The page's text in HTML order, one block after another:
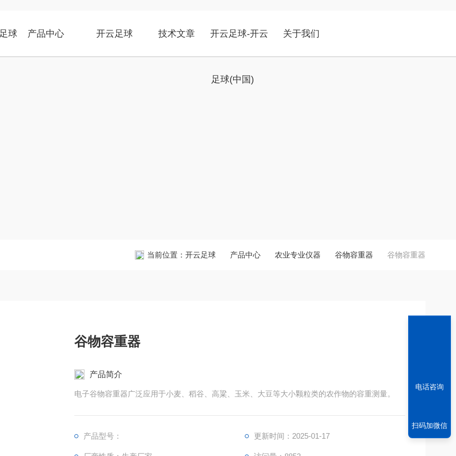
球 产品中心 开云足球 技术文章 开云足球-开云
足球(中国)
关于我们
当前位置： 开云足球 产品中心 农业专业仪器 谷物容重器 谷物容重器
谷物容重器
产品简介
电子谷物容重器广泛应用于小麦、稻谷、高粱、玉米、大豆等大小颗粒类的农作物的容重测量。
产品型号： 更新时间：2025-01-17
电话咨询
扫码加微信